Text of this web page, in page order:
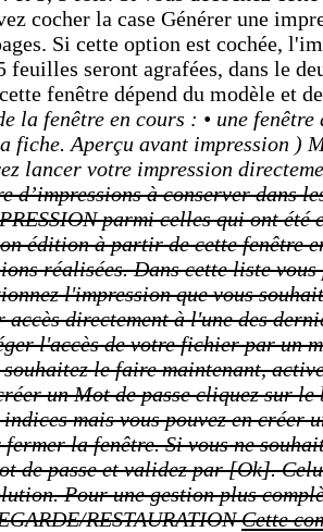
cocher la case Générer une
Si cette option est cochée,
feuilles seront agrafées, dans le
fenêtre dépend du modèle et
la fenêtre en cours : • une
fiche. Aperçu avant impression )
lancer votre impression
d’impressions à conserver dans
parmi celles qui ont été
édition à partir de cette fenêtre
réalisées. Dans cette liste
l'impression que vous
accès directement à l'une des
l'accès de votre fichier par un
souhaitez le faire maintenant,
un Mot de passe cliquez sur
indices mais vous pouvez en
la fenêtre. Si vous ne
de passe et validez par [Ok].
Pour une gestion plus
RESTAURATIONCette commande a pour but d'effectuer la sauvegarde des données d'un dossier vers une autre unité de stockage. Vous pouvez également restaurer une sauvegarde. Il est IMPERATIF de procéder périodiquement à une sauvegarde de vos données. Cette opération est essentielle : en effet, une défaillance de votre disque dur, un arrêt intempestif (cas de micro-coupure) du programme en cours d'exécution ou encore une suppression malencontreuse des données peuvent